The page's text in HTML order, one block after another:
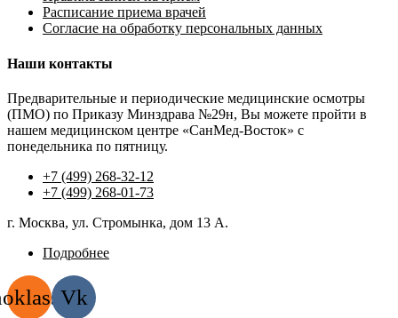
Расписание приема врачей
Согласие на обработку персональных данных
Наши контакты
Предварительные и периодические медицинские осмотры
(ПМО) по Приказу Минздрава №29н, Вы можете пройти в
нашем медицинском центре «СанМед-Восток» с
понедельника по пятницу.
+7 (499) 268-32-12
+7 (499) 268-01-73
г. Москва, ул. Стромынка, дом 13 А.
Подробнее
Vk